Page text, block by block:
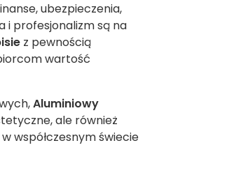
ubezpieczenia,
i profesjonalizm są na
z pewnością
wartość
Aluminiowy
ale również
współczesnym świecie